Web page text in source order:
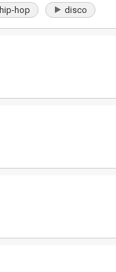
hip-hop disco